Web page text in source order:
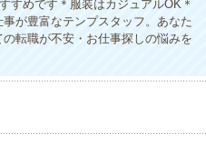
すめです＊服装はカジュアルOK＊
が豊富なテンプスタッフ。あなた
転職が不安・お仕事探しの悩みを